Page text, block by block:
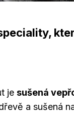
je sušená
a sušená